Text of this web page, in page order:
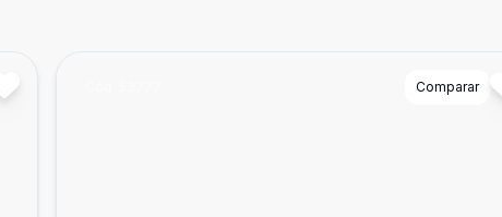
Comparar